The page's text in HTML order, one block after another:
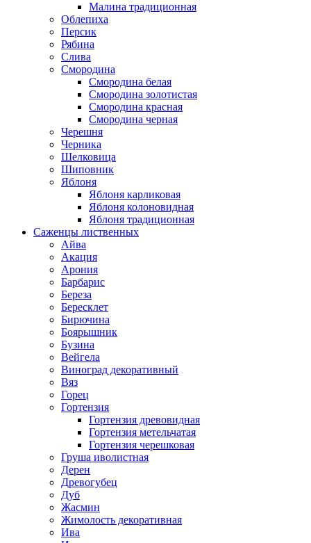
Малина традиционная
Облепиха
Персик
Рябина
Слива
Смородина
Смородина белая
Смородина золотистая
Смородина красная
Смородина черная
Черешня
Черника
Шелковица
Шиповник
Яблоня
Яблоня карликовая
Яблоня колоновидная
Яблоня традиционная
Саженцы лиственных
Айва
Акация
Арония
Барбарис
Береза
Бересклет
Бирючина
Боярышник
Бузина
Вейгела
Виноград декоративный
Вяз
Горец
Гортензия
Гортензия древовидная
Гортензия метельчатая
Гортензия черешковая
Груша иволистная
Дерен
Древогубец
Дуб
Жасмин
Жимолость декоративная
Ива